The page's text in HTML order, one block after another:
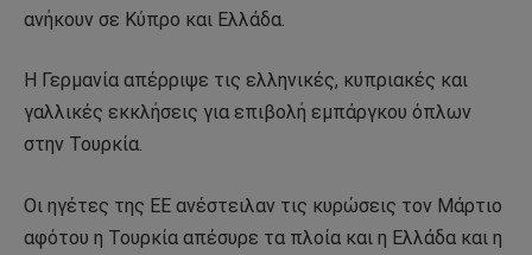
ανήκουν σε Κύπρο και Ελλάδα.
Η Γερμανία απέρριψε τις ελληνικές, κυπριακές και
γαλλικές εκκλήσεις για επιβολή εμπάργκου όπλων
στην Τουρκία.
Οι ηγέτες της ΕΕ ανέστειλαν τις κυρώσεις τον Μάρτιο
αφότου η Τουρκία απέσυρε τα πλοία και η Ελλάδα και η